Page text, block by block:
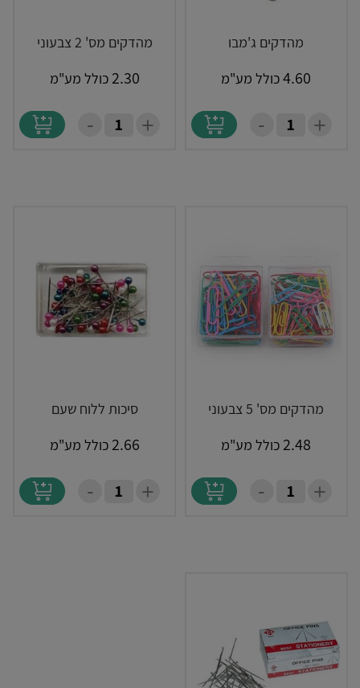
מהדקים ג'מבו
4.60כולל מע"מ
+
-
מהדקים מס' 2 צבעוני
2.30כולל מע"מ
+
-
מהדקים מס' 5 צבעוני
2.48כולל מע"מ
+
-
סיכות ללוח שעם
2.66כולל מע"מ
+
-